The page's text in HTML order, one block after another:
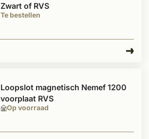
Te bestellen
Zwart of RVS
Op voorraad
Loopslot magnetisch Nemef 1200
voorplaat RVS